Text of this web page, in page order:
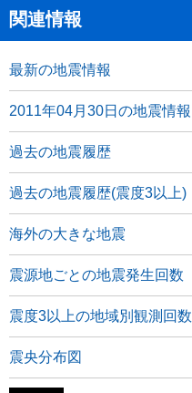
関連情報
最新の地震情報
2011年04月30日の地震情報
過去の地震履歴
過去の地震履歴(震度3以上)
海外の大きな地震
震源地ごとの地震発生回数
震度3以上の地域別観測回数
震央分布図